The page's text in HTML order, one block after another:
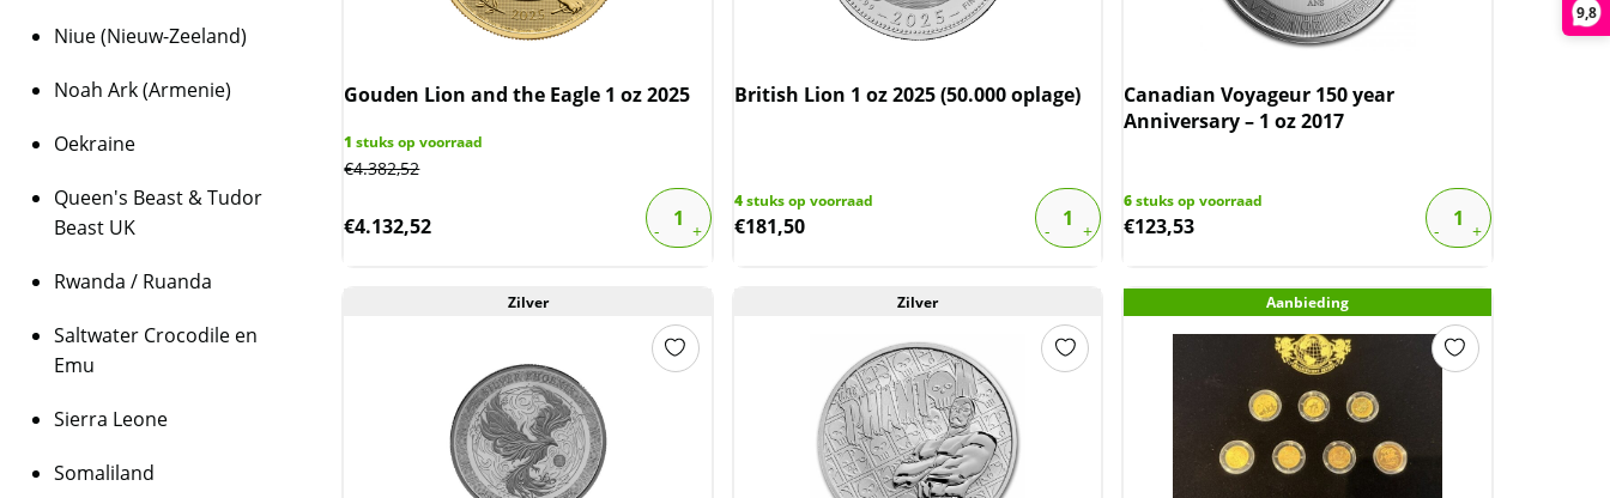
9,8
Gouden Lion and the Eagle 1 oz 2025
1 stuks op voorraad
€4.382,52
€4.132,52
British Lion 1 oz 2025 (50.000 oplage)
4stuks op voorraad
€181,50
Canadian Voyageur 150 year
Anniversary – 1 oz 2017
6stuks op voorraad
€123,53
Zilver Zilver Aanbieding
Niue (Nieuw-Zeeland)
Noah Ark (Armenie)
Oekraine
Queen's Beast & Tudor
Beast UK
Rwanda / Ruanda
Saltwater Crocodile en
Emu
Sierra Leone
Somaliland